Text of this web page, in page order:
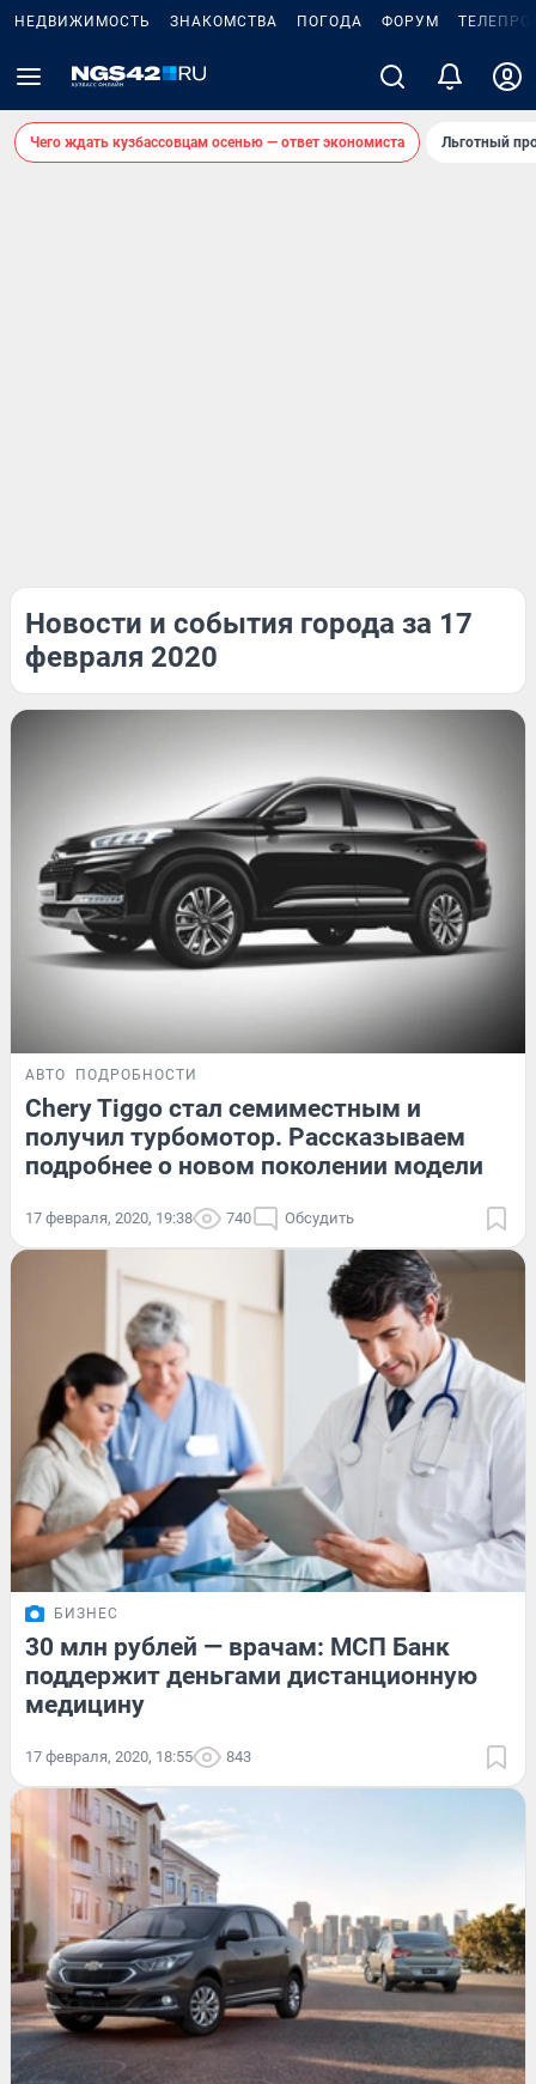
НЕДВИЖИМОСТЬ ЗНАКОМСТВА ПОГОДА ФОРУМ
Чего ждать кузбассовцам осенью — ответ экономиста Льготный
Новости и события города за 17
февраля 2020
АВТО ПОДРОБНОСТИ
Chery Tiggo стал семиместным и
получил турбомотор. Рассказываем
подробнее о новом поколении модели
17 февраля, 2020, 19:38 740 Обсудить
БИЗНЕС
30 млн рублей — врачам: МСП Банк
поддержит деньгами дистанционную
медицину
17 февраля, 2020, 18:55 843